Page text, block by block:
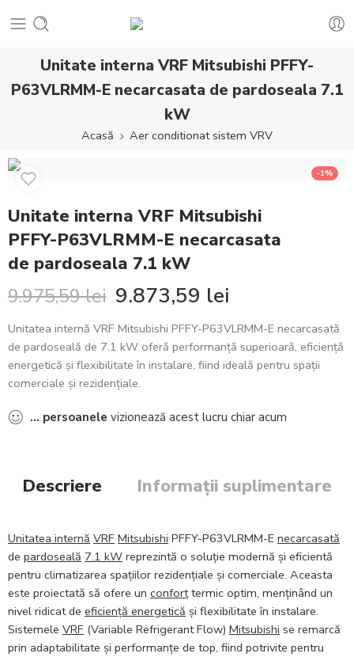
Unitate interna VRF Mitsubishi PFFY-
P63VLRMM-E necarcasata de pardoseala 7.1
kW
Acasă Aer conditionat sistem VRV
-1%
Unitate interna VRF Mitsubishi
PFFY-P63VLRMM-E necarcasata
de pardoseala 7.1 kW
9.975,59lei 9.873,59 lei
Unitatea internă VRF Mitsubishi PFFY-P63VLRMM-E necarcasată
de pardoseală de 7.1 kW oferă performanță superioară, eficiență
energetică și flexibilitate în instalare, fiind ideală pentru spații
comerciale și rezidențiale.
... persoanele vizionează acest lucru chiar acum
Descriere Informații suplimentare
Unitatea internă VRF Mitsubishi PFFY-P63VLRMM-E necarcasată
de pardoseală 7.1 kW reprezintă o soluție modernă și eficientă
pentru climatizarea spațiilor rezidențiale și comerciale. Aceasta
este proiectată să ofere un conforttermic optim, menținând un
nivel ridicat de eficiență energetică și flexibilitate în instalare.
Sistemele VRF (Variable Refrigerant Flow) Mitsubishi se remarcă
prin adaptabilitate și performanțe de top, fiind potrivite pentru